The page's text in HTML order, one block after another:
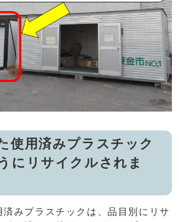
使用済みプラスチック
にリサイクルされま
済みプラスチックは、品目別にリサ